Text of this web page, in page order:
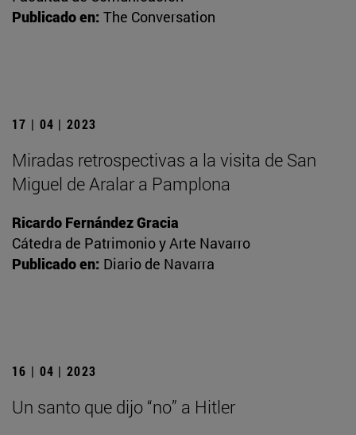
Publicado en: The Conversation
17 | 04 | 2023
Miradas retrospectivas a la visita de San
Miguel de Aralar a Pamplona
Ricardo Fernández Gracia
Cátedra de Patrimonio y Arte Navarro
Publicado en: Diario de Navarra
16 | 04 | 2023
Un santo que dijo “no” a Hitler